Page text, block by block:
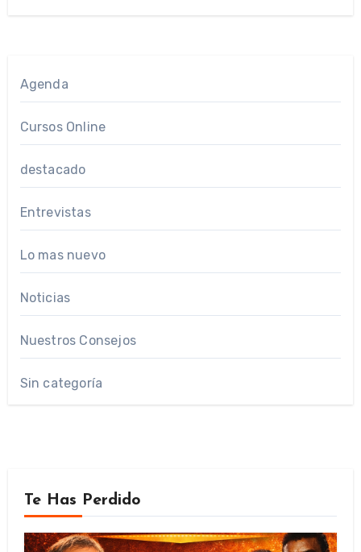
Agenda
Cursos Online
destacado
Entrevistas
Lo mas nuevo
Noticias
Nuestros Consejos
Sin categoría
Te Has Perdido